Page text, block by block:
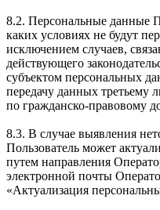
8.2. Персональные данные
каких условиях не будут
исключением случаев,
действующего
субъектом персональных
передачу данных третьему
по гражданско-правовому
8.3. В случае выявления
Пользователь может
путем направления
электронной почты
«Актуализация